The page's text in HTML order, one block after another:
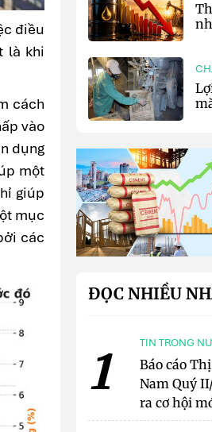
điều
là khi
cách
vào
dụng
một
giúp
mục
các
ĐỌC NHIỀU
1 TIN TRONG
Báo cáo
Nam Quý
ra cơ hội